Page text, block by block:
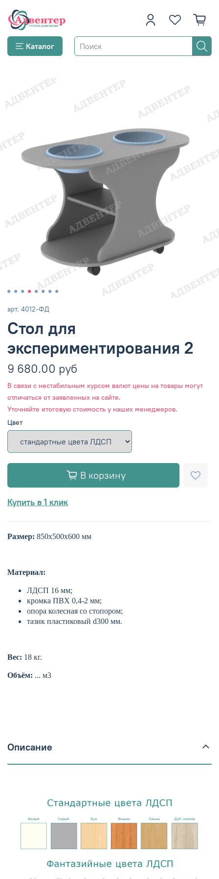
Каталог
арт. 4012-ФД
Стол для
экспериментирования 2
9 680.00 руб
В связи с нестабильным курсом валют цены на товары могут
отличаться от заявленных на сайте.
Уточняйте итоговую стоимость у наших менеджеров.
Цвет
В корзину
Купить в 1 клик
Размер: 850х500х600 мм
Материал:
ЛДСП 16 мм;
кромка ПВХ 0,4-2 мм;
опора колесная со стопором;
тазик пластиковый d300 мм.
Вес: 18 кг.
Объём: ... м3
Описание